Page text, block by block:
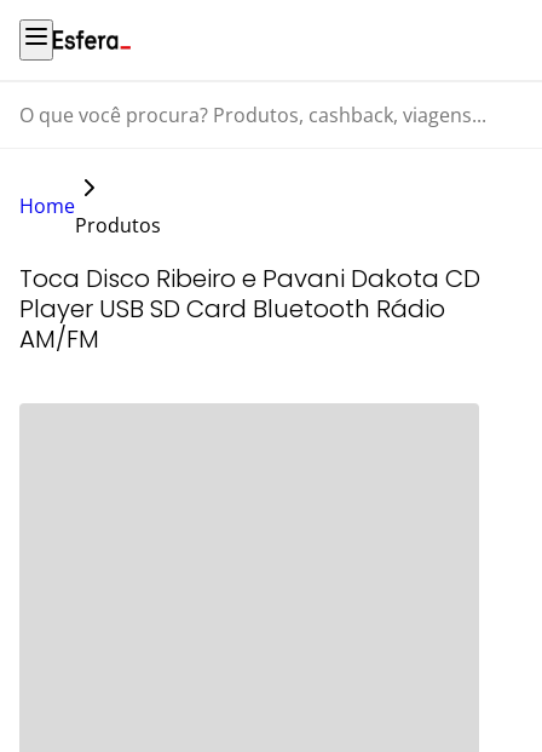
O que você procura? Produtos, cashback, viagens...
Home
Produtos
Toca Disco Ribeiro e Pavani Dakota CD
Player USB SD Card Bluetooth Rádio
AM/FM